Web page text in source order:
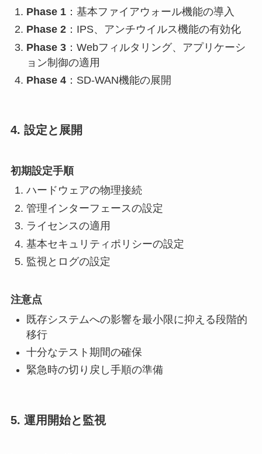
Phase 1：基本ファイアウォール機能の導入
Phase 2：IPS、アンチウイルス機能の有効化
Phase 3：Webフィルタリング、アプリケーシ
ョン制御の適用
Phase 4：SD-WAN機能の展開
4. 設定と展開
初期設定手順
ハードウェアの物理接続
管理インターフェースの設定
ライセンスの適用
基本セキュリティポリシーの設定
監視とログの設定
注意点
既存システムへの影響を最小限に抑える段階的
移行
十分なテスト期間の確保
緊急時の切り戻し手順の準備
5. 運用開始と監視